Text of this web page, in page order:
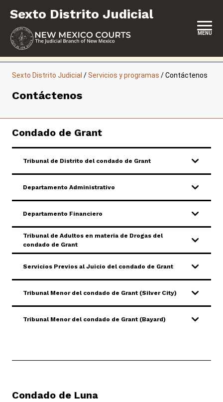
contenido
Sexto Distrito Judicial
MENU
CONTACTO
SOBRE ESTE TRIBUNAL DE DISTRITO
SERVICIO DE JURADO
REPRESENTACIÓN PROPIA
FORMULARIOS Y EXPEDIENTES
Ofertas de trabajo
Noticias
ADA y adaptaciones
Sexto Distrito Judicial /Servicios y programas /Contáctenos
Contáctenos
Condado de Grant
Tribunal de Distrito del condado de Grant
Departamento Administrativo
Departamento Financiero
Tribunal de Adultos en materia de Drogas del
condado de Grant
Servicios Previos al Juicio del condado de Grant
Tribunal Menor del condado de Grant (Silver City)
Tribunal Menor del condado de Grant (Bayard)
Condado de Luna